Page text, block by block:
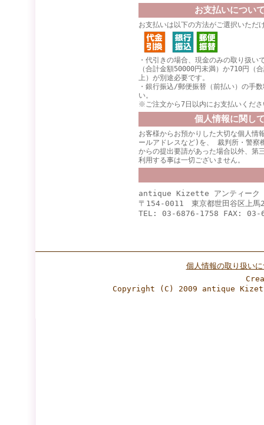
お支払いについ
お支払いは以下の方法がご選択いただ
・代引きの場合、現金のみの取り扱い
（合計金額50000円未満）か710円（
上）が別途必要です。
・銀行振込/郵便振替（前払い）の手
い。
※ご注文から7日以内にお支払いくださ
個人情報に関し
お客様からお預かりした大切な個人情
ールアドレスなど)を、 裁判所・警察
からの提出要請があった場合以外、第
利用する事は一切ございません。
antique Kizette アンティーク
〒154-0011 東京都世田谷区上
TEL: 03-6876-1758 FAX: 03-
個人情報の取り扱い
Copyright (C) 2009 antique